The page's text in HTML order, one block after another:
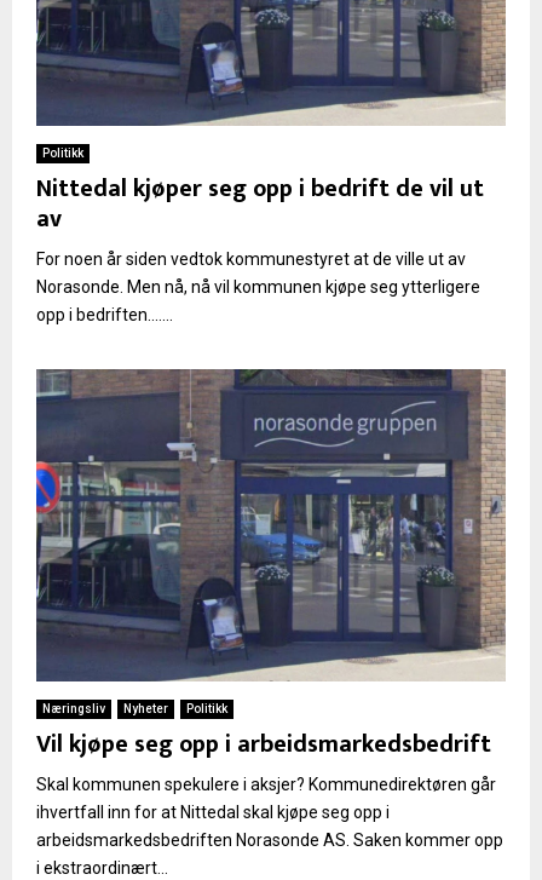
Politikk
Nittedal kjøper seg opp i bedrift de vil ut
av
For noen år siden vedtok kommunestyret at de ville ut av
Norasonde. Men nå, nå vil kommunen kjøpe seg ytterligere
opp i bedriften.......
Næringsliv Nyheter Politikk
Vil kjøpe seg opp i arbeidsmarkedsbedrift
Skal kommunen spekulere i aksjer? Kommunedirektøren går
ihvertfall inn for at Nittedal skal kjøpe seg opp i
arbeidsmarkedsbedriften Norasonde AS. Saken kommer opp
i ekstraordinært...